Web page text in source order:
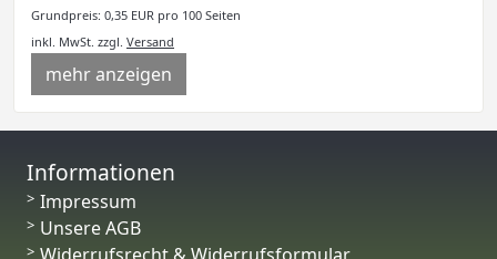
Grundpreis: 0,35 EUR pro 100 Seiten
inkl. MwSt. zzgl. Versand
mehr anzeigen
Informationen
Impressum
Unsere AGB